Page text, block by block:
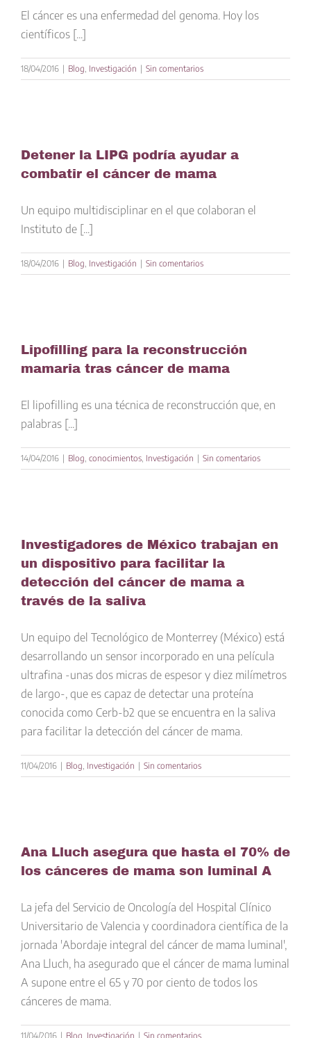
El cáncer es una enfermedad del genoma. Hoy los
científicos [...]
18/04/2016 | Blog, Investigación | Sin comentarios
Detener la LIPG podría ayudar a
combatir el cáncer de mama
Un equipo multidisciplinar en el que colaboran el
Instituto de [...]
18/04/2016 | Blog, Investigación | Sin comentarios
Lipofilling para la reconstrucción
mamaria tras cáncer de mama
El lipofilling es una técnica de reconstrucción que, en
palabras [...]
14/04/2016 | Blog, conocimientos, Investigación | Sin comentarios
Investigadores de México trabajan en
un dispositivo para facilitar la
detección del cáncer de mama a
través de la saliva
Un equipo del Tecnológico de Monterrey (México) está
desarrollando un sensor incorporado en una película
ultrafina -unas dos micras de espesor y diez milímetros
de largo-, que es capaz de detectar una proteína
conocida como Cerb-b2 que se encuentra en la saliva
para facilitar la detección del cáncer de mama.
11/04/2016 | Blog, Investigación | Sin comentarios
Ana Lluch asegura que hasta el 70% de
los cánceres de mama son luminal A
La jefa del Servicio de Oncología del Hospital Clínico
Universitario de Valencia y coordinadora científica de la
jornada 'Abordaje integral del cáncer de mama luminal',
Ana Lluch, ha asegurado que el cáncer de mama luminal
A supone entre el 65 y 70 por ciento de todos los
cánceres de mama.
11/04/2016 | Blog Investigación | Sin comentarios